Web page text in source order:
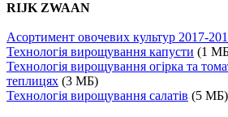
RIJK ZWAAN
Асортимент овочевих культур 2017-
Технологія вирощування капусти (1
Технологія вирощування огірка та
теплицях (3 МБ)
Технологія вирощування салатів (5 МБ)